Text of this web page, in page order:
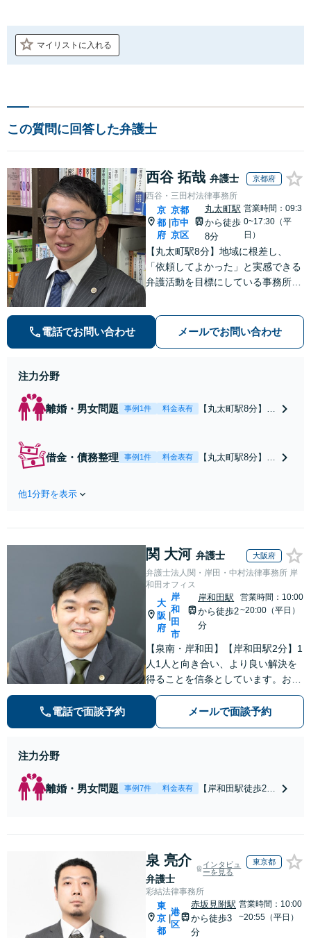
マイリストに入れる
この質問に回答した弁護士
西谷 拓哉 弁護士 京都府
西谷・三田村法律事務所
京
都
府
京都
市中
京区
丸太町駅
から徒歩
8分
営業時間：09:3
0~17:30（平
日）
【丸太町駅8分】地域に根差し、
「依頼してよかった」と実感できる
弁護活動を目標にしている事務所で
実績あり【相続・遺言】相談者さま
に寄り添い、円滑な相続を目指しま
電話でお問い合わせ メールでお問い合わせ
注力分野
離婚・男女問題 事例1件 料金表有
【丸太町駅8分】調
く冷静な主張が重
すので、お気軽に
ご相談ください
【初回相談３０分
可】
借金・債務整理 事例1件 料金表有
【丸太町駅8分】
費・事業の失敗に
者さまのご要望を
踏まえ、解決策を
管財人就任経験
有】【初回相談30
分無料】
他1分野を表示
関 大河 弁護士 大阪府
弁護士法人関・岸田・中村法律事務所 岸
和田オフィス
大
阪
府
岸
和
田
市
岸和田駅
から徒歩2
分
営業時間：10:00
~20:00（平日）
【泉南・岸和田】【岸和田駅2分】1
人1人と向き合い、より良い解決を
得ることを信条としています。お気
軽にご相談下さい。
電話で面談予約 メールで面談予約
注力分野
離婚・男女問題 事例7件 料金表有
【岸和田駅徒歩2
してご依頼頂ける
よう努めておりま
す。一人で悩まず
にまずはお気軽に
ご相談を。
泉 亮介
弁護士
インタビュ
ーを見る
東京都
彩結法律事務所
東
京
都
港
区
赤坂見附駅
から徒歩3
分
営業時間：10:00
~20:55（平日）